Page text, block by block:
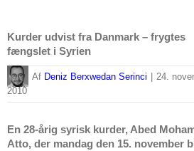
Kurder udvist fra Danmark – frygtes
fængslet i Syrien
By Deniz Berxwedan Serinci
24.
2010
En 28-årig syrisk kurder, Abed
Atto, der mandag den 15. november